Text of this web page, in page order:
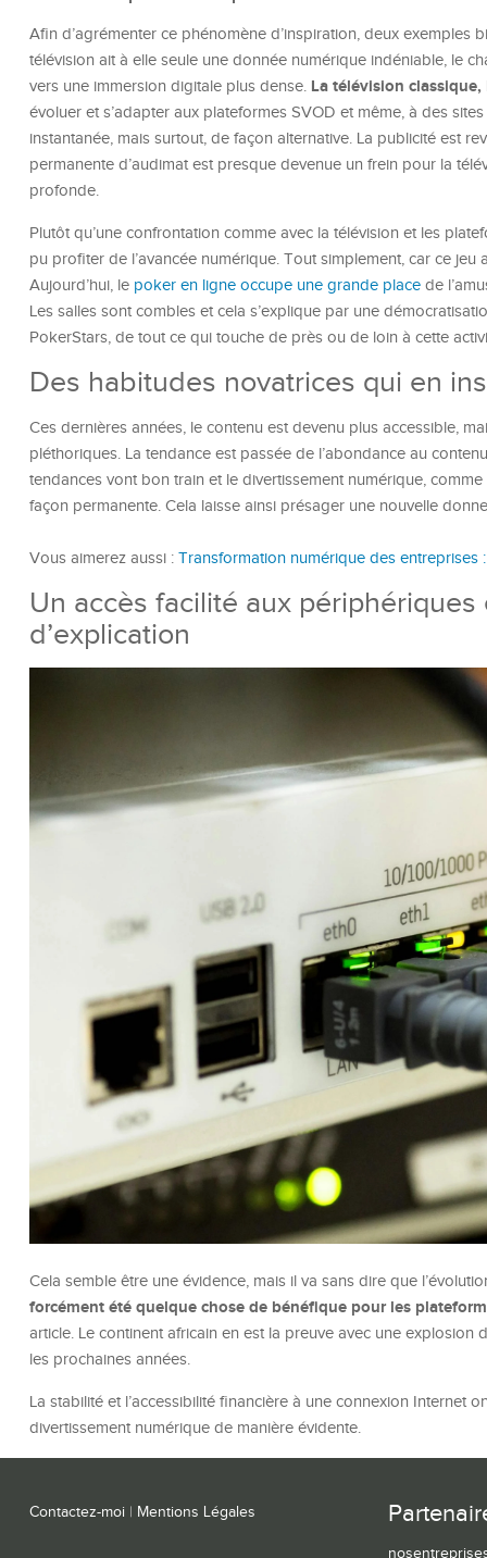
Afin d’agrémenter ce phénomène d’inspiration, deux exemples
télévision ait à elle seule une donnée numérique indéniable, le
vers une immersion digitale plus dense. La télévision
évoluer et s’adapter aux plateformes SVOD et même, à des
instantanée, mais surtout, de façon alternative. La publicité est
permanente d’audimat est presque devenue un frein pour la
profonde.
Plutôt qu’une confrontation comme avec la télévision et les
pu profiter de l’avancée numérique. Tout simplement, car ce jeu
Aujourd’hui, le poker en ligne occupe une grande place de
Les salles sont combles et cela s’explique par une
PokerStars, de tout ce qui touche de près ou de loin à cette
Des habitudes novatrices qui en
Ces dernières années, le contenu est devenu plus accessible,
pléthoriques. La tendance est passée de l’abondance au
tendances vont bon train et le divertissement numérique,
façon permanente. Cela laisse ainsi présager une nouvelle
Vous aimerez aussi : Transformation numérique des entreprises
Un accès facilité aux
d’explication
Cela semble être une évidence, mais il va sans dire que
forcément été quelque chose de bénéfique pour les
article. Le continent africain en est la preuve avec une explosion
les prochaines années.
La stabilité et l’accessibilité financière à une connexion Internet
divertissement numérique de manière évidente.
Contactez-moi | Mentions Légales